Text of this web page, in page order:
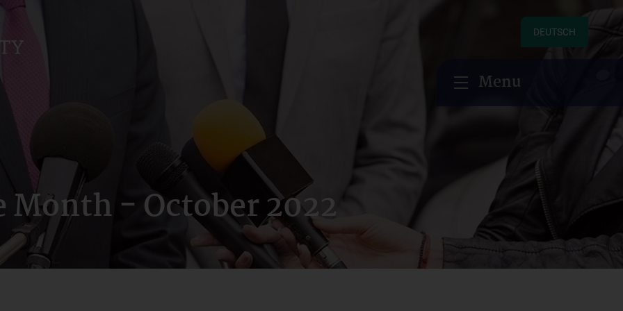
DEUTSCH
Menu
Month - October 2022